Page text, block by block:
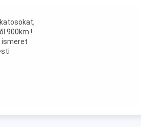
900km !
ismeret